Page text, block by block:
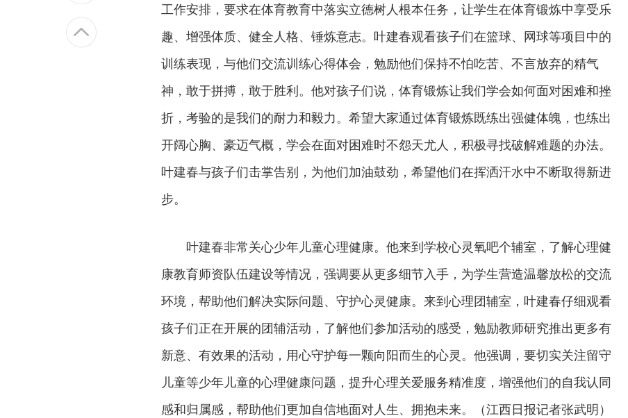
工作安排，要求在体育教育中落实立德树人根本任务，让学生在体育锻炼中享受乐
趣、增强体质、健全人格、锤炼意志。叶建春观看孩子们在篮球、网球等项目中的
训练表现，与他们交流训练心得体会，勉励他们保持不怕吃苦、不言放弃的精气
神，敢于拼搏，敢于胜利。他对孩子们说，体育锻炼让我们学会如何面对困难和挫
折，考验的是我们的耐力和毅力。希望大家通过体育锻炼既练出强健体魄，也练出
开阔心胸、豪迈气概，学会在面对困难时不怨天尤人，积极寻找破解难题的办法。
叶建春与孩子们击掌告别，为他们加油鼓劲，希望他们在挥洒汗水中不断取得新进
步。
叶建春非常关心少年儿童心理健康。他来到学校心灵氧吧个辅室，了解心理健
康教育师资队伍建设等情况，强调要从更多细节入手，为学生营造温馨放松的交流
环境，帮助他们解决实际问题、守护心灵健康。来到心理团辅室，叶建春仔细观看
孩子们正在开展的团辅活动，了解他们参加活动的感受，勉励教师研究推出更多有
新意、有效果的活动，用心守护每一颗向阳而生的心灵。他强调，要切实关注留守
儿童等少年儿童的心理健康问题，提升心理关爱服务精准度，增强他们的自我认同
感和归属感，帮助他们更加自信地面对人生、拥抱未来。（江西日报记者张武明）